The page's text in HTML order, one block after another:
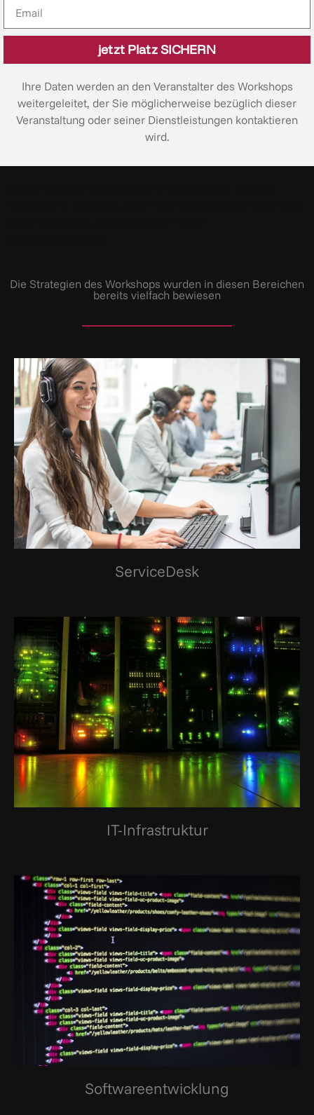
jetzt Platz SICHERN
Ihre Daten werden an den Veranstalter des Workshops
weitergeleitet, der Sie möglicherweise bezüglich dieser
Veranstaltung oder seiner Dienstleistungen kontaktieren
wird.
Die Strategien des Workshops wurden in diesen Bereichen
bereits vielfach bewiesen
Softwareentwicklung
IT-Infrastruktur
ServiceDesk